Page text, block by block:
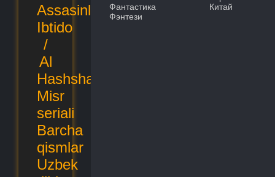
Assasinlar:
Ibtido
/
Al
Hashshashin
Misr
seriali
Barcha
qismlar
Uzbek
Фантастика
Фэнтези
Китай